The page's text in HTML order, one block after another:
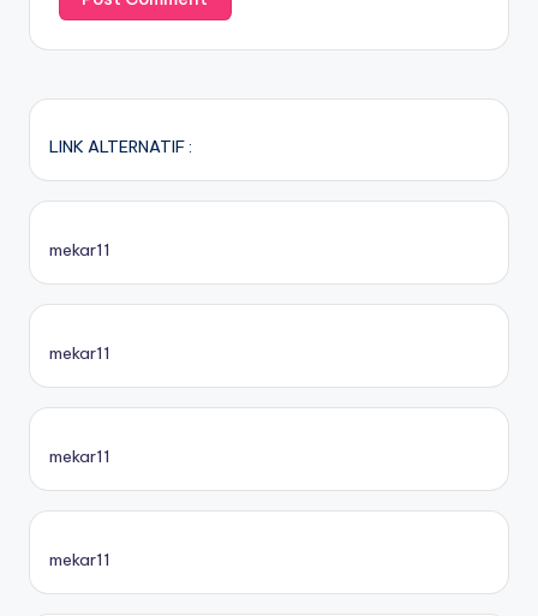
LINK ALTERNATIF :
mekar11
mekar11
mekar11
mekar11